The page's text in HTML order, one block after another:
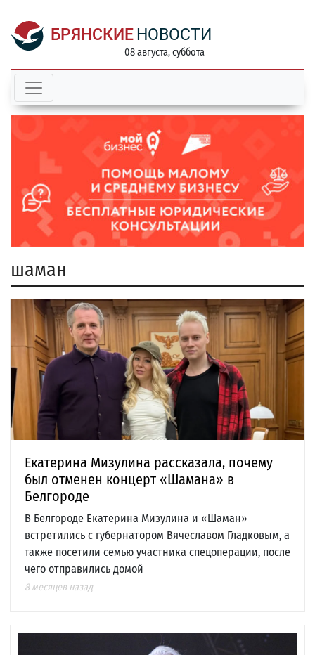
БРЯНСКИЕ НОВОСТИ
08 августа, суббота
шаман
Екатерина Мизулина рассказала, почему
был отменен концерт «Шамана» в
Белгороде
В Белгороде Екатерина Мизулина и «Шаман»
встретились с губернатором Вячеславом Гладковым, а
также посетили семью участника спецоперации, после
чего отправились домой
8 месяцев назад